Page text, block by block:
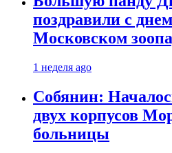
поздравили с
Московском
1 неделя ago
Собянин:
двух корпусов
больницы